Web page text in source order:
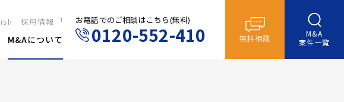
採用情報
新卒採用
キャリア採用
M&Aについて
お電話でのご相談はこちら(無料)
0120-552-410 無料相談
M&A
案件一覧